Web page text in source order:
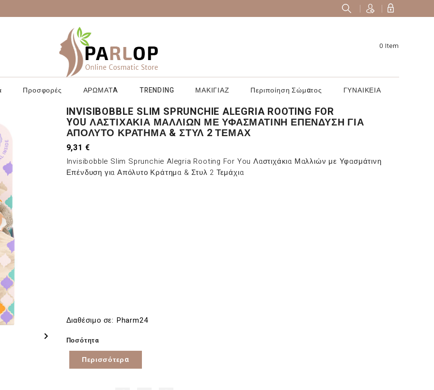
0 Item
Προσφορές ΑΡΩΜΑΤA TRENDING ΜΑΚΙΓΙΑΖ Περιποίηση Σώματος ΓΥΝΑΙΚΕΙΑ

INVISIBOBBLE SLIM SPRUNCHIE ALEGRIA ROOTING FOR
YOU ΛΑΣΤΙΧΆΚΙΑ ΜΑΛΛΙΏΝ ΜΕ ΥΦΑΣΜΆΤΙΝΗ ΕΠΈΝΔΥΣΗ ΓΙΑ
ΑΠΌΛΥΤΟ ΚΡΆΤΗΜΑ & ΣΤΥΛ 2 ΤΕΜΆΧ
9,31 €
Invisibobble Slim Sprunchie Alegria Rooting For You Λαστιχάκια Μαλλιών με Υφασμάτινη
Επένδυση για Απόλυτο Κράτημα & Στυλ 2 Τεμάχια
Διαθέσιμο σε: Pharm24
Ποσότητα
Περισσότερα